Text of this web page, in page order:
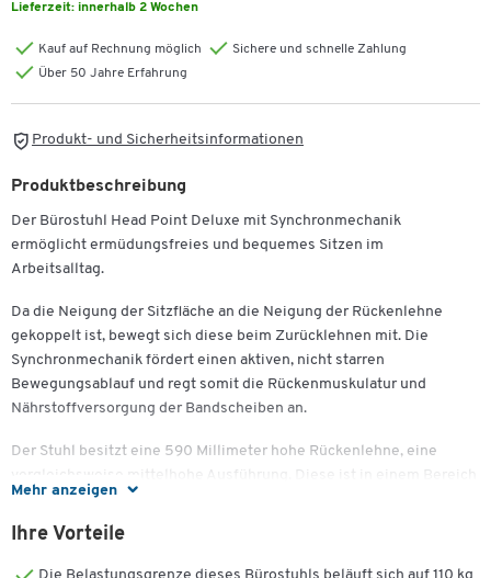
Lieferzeit: innerhalb 2 Wochen
Kauf auf Rechnung möglich
Sichere und schnelle Zahlung
Über 50 Jahre Erfahrung
Produkt- und Sicherheitsinformationen
Mehr anzeigen
Produktbeschreibung
Der Bürostuhl Head Point Deluxe mit Synchronmechanik
ermöglicht ermüdungsfreies und bequemes Sitzen im
Arbeitsalltag.
Da die Neigung der Sitzfläche an die Neigung der Rückenlehne
gekoppelt ist, bewegt sich diese beim Zurücklehnen mit. Die
Synchronmechanik fördert einen aktiven, nicht starren
Bewegungsablauf und regt somit die Rückenmuskulatur und
Nährstoffversorgung der Bandscheiben an.
Der Stuhl besitzt eine 590 Millimeter hohe Rückenlehne, eine
vergleichsweise mittelhohe Ausführung. Diese ist in einem Bereich
von 70 Millimetern höhenverstellbar, sodass Sie sie genau an Ihre
Körpergröße anpassen können. Weniger Hitzestau, eine bessere
ist ein weiterer Pluspunkt des Bürostuhls.
Ihre Vorteile